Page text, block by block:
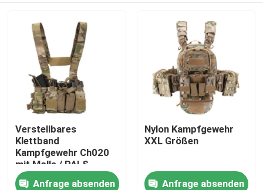
Zu Hause
Produkte
Verstellbares
Klettband
Kampfgewehr Ch020
mit Molle / PALS
System
Anfrage absenden
Nylon Kampfgewehr
XXL Größen
Anfrage absenden